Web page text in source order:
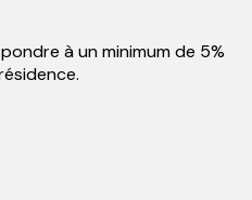
à un minimum de 5%